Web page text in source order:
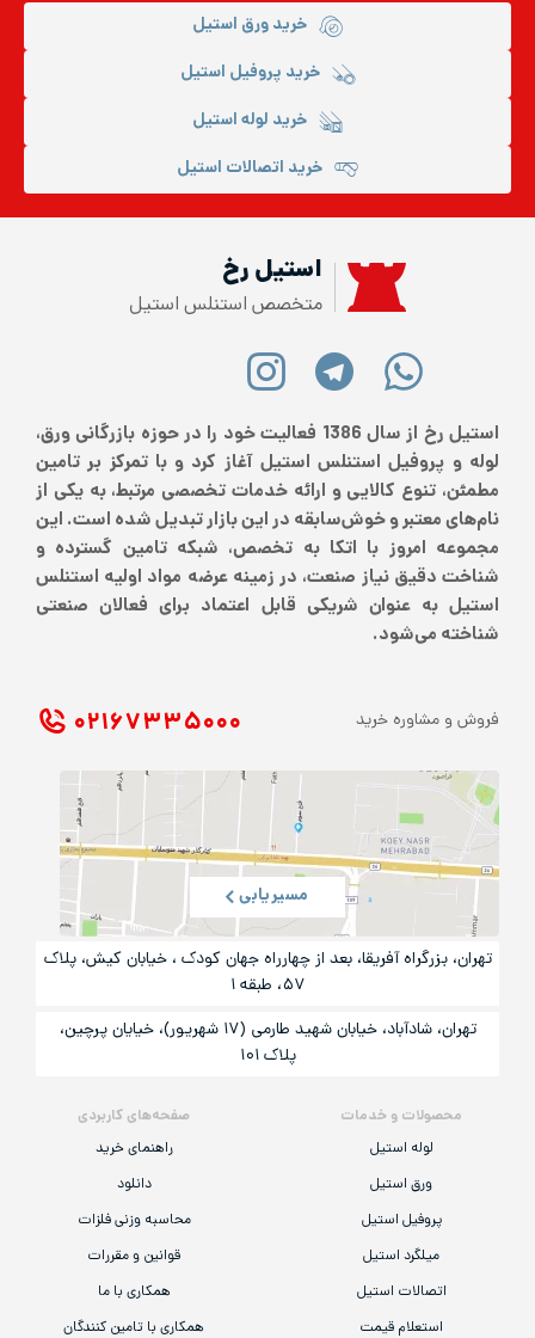
خرید ورق استیل
خرید پروفیل استیل
خرید لوله استیل
خرید اتصالات استیل
استیل رخ
متخصص استنلس استیل
استیل رخ از سال 1386 فعالیت خود را در حوزه بازرگانی ورق،
لوله و پروفیل استنلس استیل آغاز کرد و با تمرکز بر تامین
مطمئن، تنوع کالایی و ارائه خدمات تخصصی مرتبط، به یکی از
نام‌های معتبر و خوش‌سابقه در این بازار تبدیل شده است. این
مجموعه امروز با اتکا به تخصص، شبکه تامین گسترده و
شناخت دقیق نیاز صنعت، در زمینه عرضه مواد اولیه استنلس
استیل به عنوان شریکی قابل اعتماد برای فعالان صنعتی
شناخته می‌شود.
محصولات و خدمات
لوله استیل
ورق استیل
پروفیل استیل
میلگرد استیل
اتصالات استیل
استعلام قیمت
صفحه‌های کاربردی
راهنمای خرید
دانلود
محاسبه وزنی فلزات
قوانین و مقررات
همکاری با ما
همکاری با تامین کنندگان
فروش و مشاوره خرید ۰۲۱ ۶۷۳۳۵۰۰۰
مسیریابی
تهران، بزرگراه آفریقا، بعد از چهارراه جهان کودک ، خیابان کیش، پلاک
۵۷، طبقه ۱
تهران، شادآباد، خیابان شهید طارمی (۱۷ شهریور)، خیایان پرچین،
پلاک ۱۰۱